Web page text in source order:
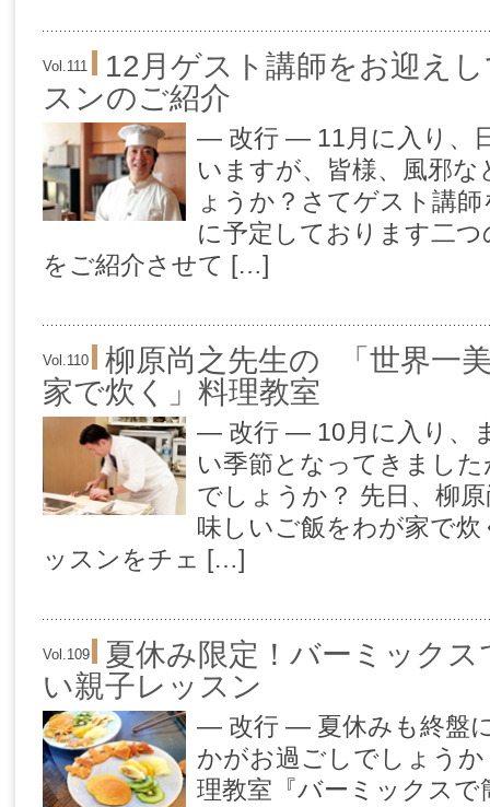
Vol.111
12月ゲスト講師をお迎え
スンのご紹介
— 改行 — 11月に入り、
いますが、皆様、風邪
ょうか？さてゲスト講
に予定しております二
をご紹介させて […]
Vol.110
柳原尚之先生の 「世界一
家で炊く」料理教室
— 改行 — 10月に入り、
い季節となってきまし
でしょうか？ 先日、柳
味しいご飯をわが家で
ッスンをチェ […]
Vol.109
夏休み限定！バーミック
い親子レッスン
— 改行 — 夏休みも終盤
かがお過ごしでしょう
理教室『バーミックス